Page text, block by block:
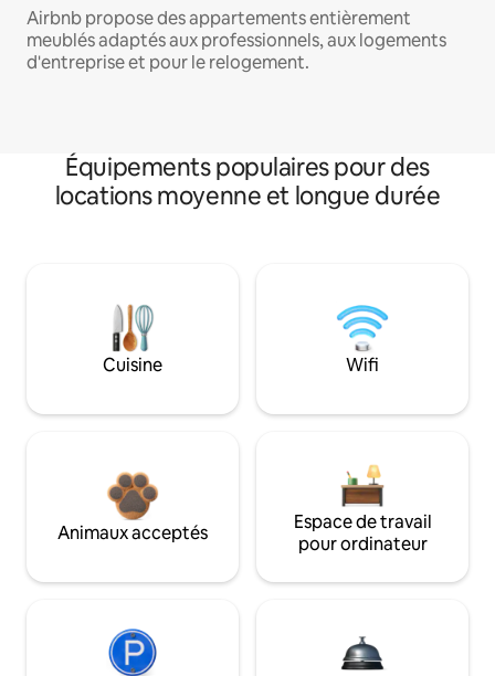
Airbnb propose des appartements entièrement
meublés adaptés aux professionnels, aux logements
d'entreprise et pour le relogement.
Équipements populaires pour des
locations moyenne et longue durée
Cuisine Wifi
Animaux acceptés
Espace de travail
pour ordinateur